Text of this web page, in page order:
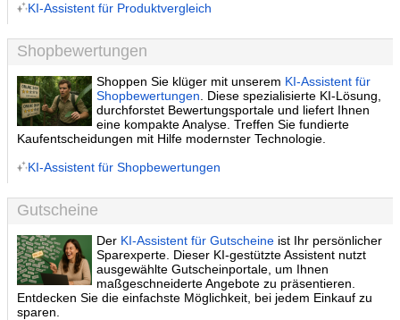
KI-Assistent für Produktvergleich
Shopbewertungen
Shoppen Sie klüger mit unserem KI-Assistent für
Shopbewertungen . Diese spezialisierte KI-Lösung,
durchforstet Bewertungsportale und liefert Ihnen
eine kompakte Analyse. Treffen Sie fundierte
Kaufentscheidungen mit Hilfe modernster Technologie.
KI-Assistent für Shopbewertungen
Gutscheine
Der KI-Assistent für Gutscheine ist Ihr persönlicher
Sparexperte. Dieser KI-gestützte Assistent nutzt
ausgewählte Gutscheinportale, um Ihnen
maßgeschneiderte Angebote zu präsentieren.
Entdecken Sie die einfachste Möglichkeit, bei jedem Einkauf zu
sparen.